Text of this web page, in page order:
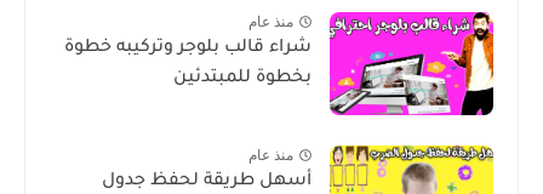
منذ عام
شراء قالب بلوجر وتركيبه خطوة
بخطوة للمبتدئين
منذ عام
أسهل طريقة لحفظ جدول